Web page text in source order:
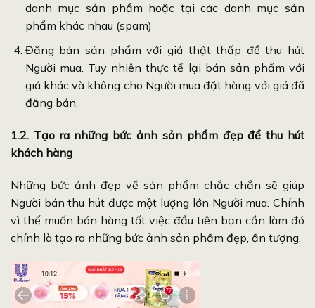
danh mục sản phẩm hoặc tại các danh mục sản
phẩm khác nhau (spam)
Đăng bán sản phẩm với giá thật thấp để thu hút
Người mua. Tuy nhiên thực tế lại bán sản phẩm với
giá khác và không cho Người mua đặt hàng với giá đã
đăng bán.
1.2. Tạo ra những bức ảnh sản phẩm đẹp để thu hút
khách hàng
Những bức ảnh đẹp về sản phẩm chắc chắn sẽ giúp
Người bán thu hút được một lượng lớn Người mua. Chính
vì thế muốn bán hàng tốt việc đầu tiên bạn cần làm đó
chính là tạo ra những bức ảnh sản phẩm đẹp, ấn tượng.